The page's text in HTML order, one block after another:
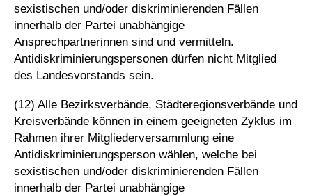
sexistischen und/oder diskriminierenden Fällen
innerhalb der Partei unabhängige
Ansprechpartnerinnen sind und vermitteln.
Antidiskriminierungspersonen dürfen nicht Mitglied
des Landesvorstands sein.
(12) Alle Bezirksverbände, Städteregionsverbände und
Kreisverbände können in einem geeigneten Zyklus im
Rahmen ihrer Mitgliederversammlung eine
Antidiskriminierungsperson wählen, welche bei
sexistischen und/oder diskriminierenden Fällen
innerhalb der Partei unabhängige